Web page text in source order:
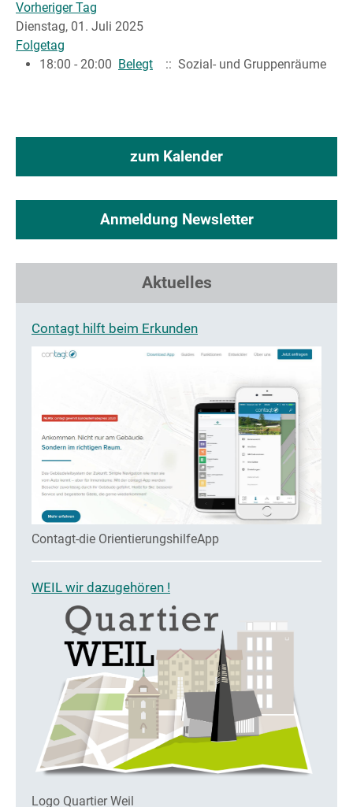
Vorheriger Tag
Dienstag, 01. Juli 2025
Folgetag
18:00 - 20:00 Belegt :: Sozial- und Gruppenräume
zum Kalender
Anmeldung Newsletter
Aktuelles
Contagt hilft beim Erkunden
Contagt-die OrientierungshilfeApp
WEIL wir dazugehören !
Logo Quartier Weil